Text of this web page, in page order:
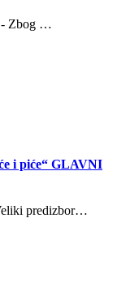
- Zbog …
i piće“ GLAVNI
predizbor…